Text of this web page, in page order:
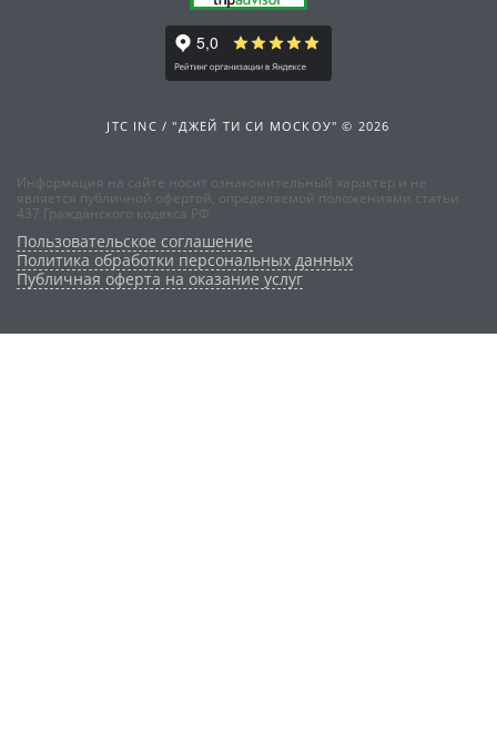
JTC INC / "ДЖЕЙ ТИ СИ МОСКОУ" © 2026
Информация на сайте носит ознакомительный характер и не
является публичной офертой, определяемой положениями статьи
437 Гражданского кодекса РФ
Пользовательское соглашение
Политика обработки персональных данных
Публичная оферта на оказание услуг